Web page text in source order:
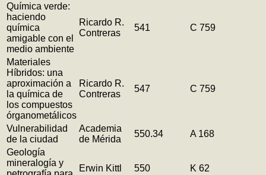
Química verde:
haciendo
química
amigable con el
medio ambiente
Ricardo R.
Contreras
541 C 759
Materiales
Híbridos: una
aproximación a
la química de
los compuestos
órganometálicos
Ricardo R.
Contreras
547 C 759
Vulnerabilidad
de la ciudad
Academia
de Mérida
550.34
A 168
Geología
mineralogía y
Erwin Kittl 550 K 62